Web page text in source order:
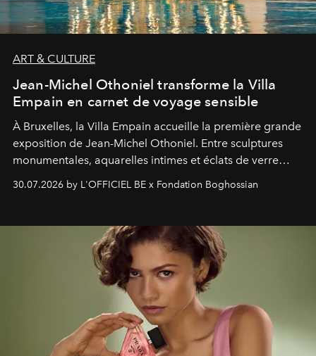
ART & CULTURE
Jean-Michel Othoniel transforme la Villa
Empain en carnet de voyage sensible
À Bruxelles, la Villa Empain accueille la première grande
exposition de Jean-Michel Othoniel. Entre sculptures
monumentales, aquarelles intimes et éclats de verre
soufflé, l’artiste français compose un itinéraire
émotionnel où chaque œuvre devient le souvenir
émerveillement.
30.07.2026 by L'OFFICIEL BE x Fondation Boghossian